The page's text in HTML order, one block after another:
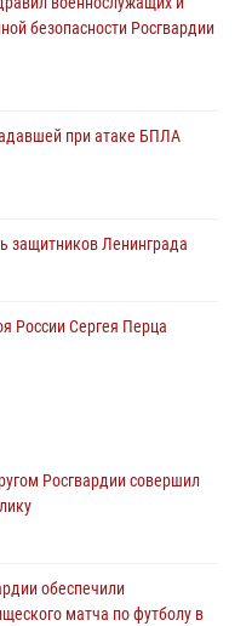
безопасности Росгвардии
при атаке БПЛА
защитников Ленинграда
России Сергея Перца
детям и помогли
Росгвардии и МЧС
Росгвардии совершил
обеспечили
матча по футболу в